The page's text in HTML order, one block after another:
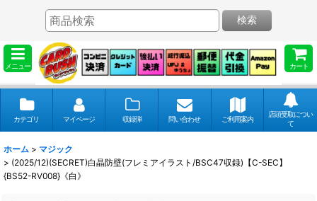
メニュー カート
検索
カテゴリ マイページ 収録弾 問い合わせ ご利用案内
店頭受取につい
て
ホーム > マジック
> (2025/12)(SECRET)白晶防壁(フレミアイラスト/BSC47収録)【C-SEC】
{BS52-RV008}《白》